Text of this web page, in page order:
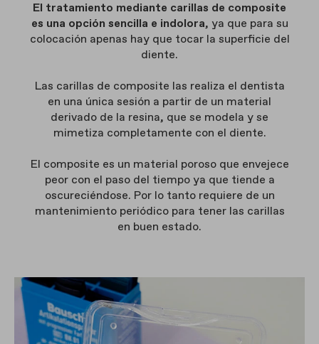
El tratamiento mediante carillas de composite
es una opción sencilla e indolora, ya que para su
colocación apenas hay que tocar la superficie del
diente.
Las carillas de composite las realiza el dentista
en una única sesión a partir de un material
derivado de la resina, que se modela y se
mimetiza completamente con el diente.
El composite es un material poroso que envejece
peor con el paso del tiempo ya que tiende a
oscureciéndose. Por lo tanto requiere de un
mantenimiento periódico para tener las carillas
en buen estado.